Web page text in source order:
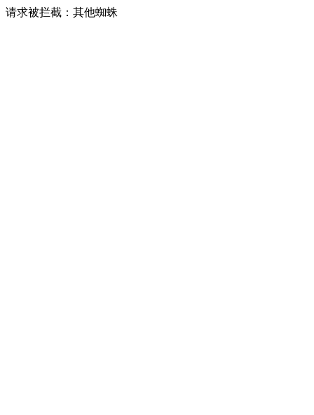
请求被拦截：其他蜘蛛